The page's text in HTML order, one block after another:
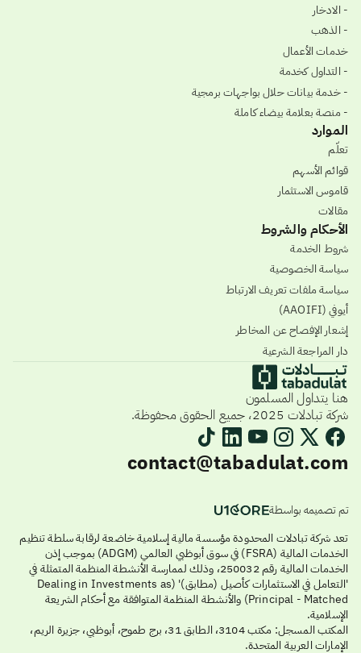
- الادخار
- الذهب
خدمات الأعمال
- التداول كخدمة
- خدمة بيانات حلال بواجهات برمجية
- منصة بعلامة بيضاء كاملة
الموارد
تعلّم
قوائم الأسهم
قاموس الاستثمار
مقالات
الأحكام والشروط
شروط الخدمة
سياسة الخصوصية
سياسة ملفات تعريف الارتباط
أيوفي (AAOIFI)
إشعار الإفصاح عن المخاطر
دار المراجعة الشرعية
هنا يتداول المسلمون
شركة تبادلات 2025، جميع الحقوق محفوظة.
contact@tabadulat.com
تم تصميمه بواسطة
تعد شركة تبادلات المحدودة مؤسسة مالية إسلامية خاضعة لرقابة سلطة تنظيم
الخدمات المالية (FSRA) في سوق أبوظبي العالمي (ADGM) بموجب إذن
الخدمات المالية رقم 250032، وذلك لممارسة الأنشطة المنظمة المتمثلة في
'التعامل في الاستثمارات كأصيل (مطابق)' (Dealing in Investments as
Principal - Matched) والأنشطة المنظمة المتوافقة مع أحكام الشريعة
الإسلامية.
المكتب المسجل: مكتب 3104، الطابق 31، برج طموح، أبوظبي، جزيرة الريم،
الإمارات العربية المتحدة.